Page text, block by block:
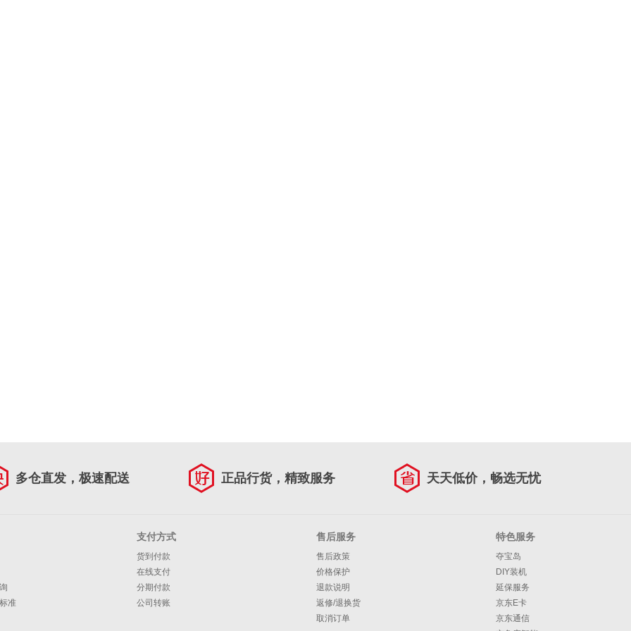
多仓直发，极速配送 正品行货，精致服务 天天低价，畅选无忧
准
支付方式
货到付款
在线支付
分期付款
公司转账
售后服务
售后政策
价格保护
退款说明
返修/退换货
取消订单
特色服务
夺宝岛
DIY装机
延保服务
京东E卡
京东通信